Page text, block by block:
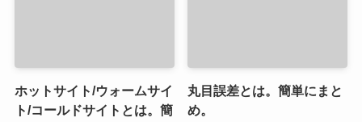
ホットサイト/ウォームサイ
ト/コールドサイトとは。簡
丸目誤差とは。簡単にまと
め。